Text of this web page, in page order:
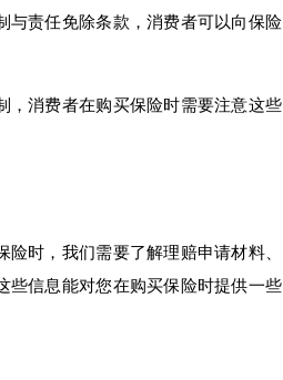
与责任免除条款，消费者可以向保险
，消费者在购买保险时需要注意这些
时，我们需要了解理赔申请材料、
些信息能对您在购买保险时提供一些